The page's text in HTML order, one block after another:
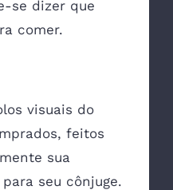
se dizer que
comer.
visuais do
feitos
sua
seu cônjuge.